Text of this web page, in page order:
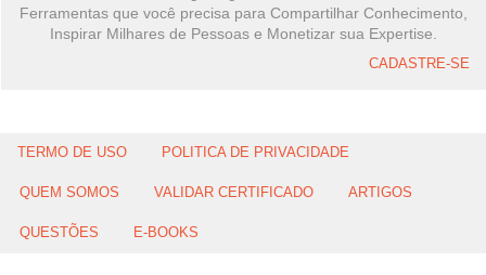
Ferramentas que você precisa para Compartilhar Conhecimento,
Inspirar Milhares de Pessoas e Monetizar sua Expertise.
CADASTRE-SE
TERMO DE USO POLITICA DE PRIVACIDADE
QUEM SOMOS VALIDAR CERTIFICADO ARTIGOS
QUESTÕES E-BOOKS